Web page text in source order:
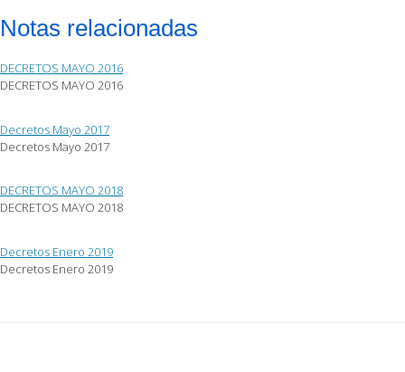
correo
electrónico
amigo
(Se
abre
ventana
nueva)
Facebook
(Se
una
ventana
nueva)
en
Twitter
(Se
una
ventana
nueva)
Notas relacionadas
DECRETOS MAYO 2016
DECRETOS MAYO 2016
Decretos Mayo 2017
Decretos Mayo 2017
DECRETOS MAYO 2018
DECRETOS MAYO 2018
Decretos Enero 2019
Decretos Enero 2019